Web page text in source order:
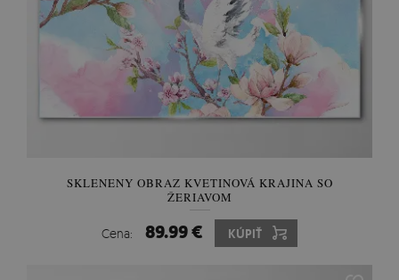
SKLENENY OBRAZ KVETINOVÁ KRAJINA SO
ŽERIAVOM
Cena: 89.99 € KÚPIŤ